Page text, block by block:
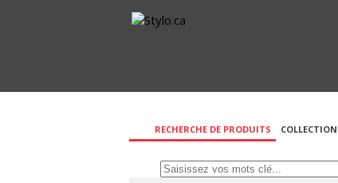
RECHERCHE DE PRODUITS